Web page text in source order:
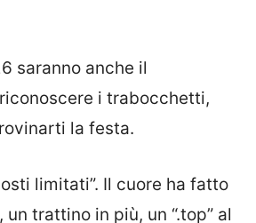
saranno anche il
i trabocchetti,
la festa.
limitati”. Il cuore ha fatto
trattino in più, un “.top” al